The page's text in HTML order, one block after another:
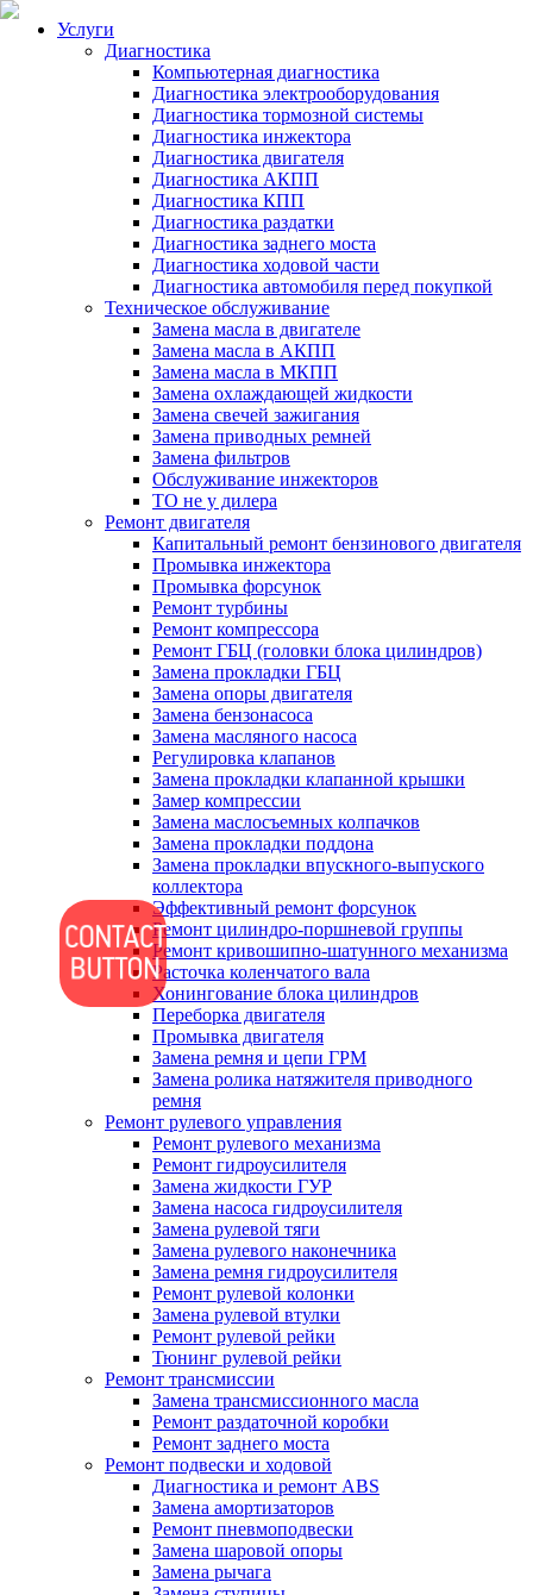
Услуги
Диагностика
Компьютерная диагностика
Диагностика электрооборудования
Диагностика тормозной системы
Диагностика инжектора
Диагностика двигателя
Диагностика АКПП
Диагностика КПП
Диагностика раздатки
Диагностика заднего моста
Диагностика ходовой части
Диагностика автомобиля перед покупкой
Техническое обслуживание
Замена масла в двигателе
Замена масла в АКПП
Замена масла в МКПП
Замена охлаждающей жидкости
Замена свечей зажигания
Замена приводных ремней
Замена фильтров
Обслуживание инжекторов
ТО не у дилера
Ремонт двигателя
Капитальный ремонт бензинового двигателя
Промывка инжектора
Промывка форсунок
Ремонт турбины
Ремонт компрессора
Ремонт ГБЦ (головки блока цилиндров)
Замена прокладки ГБЦ
Замена опоры двигателя
Замена бензонасоса
Замена масляного насоса
Регулировка клапанов
Замена прокладки клапанной крышки
Замер компрессии
Замена маслосъемных колпачков
Замена прокладки поддона
Замена прокладки впускного-выпуского
коллектора
Эффективный ремонт форсунок
Ремонт цилиндро-поршневой группы
Ремонт кривошипно-шатунного механизма
Расточка коленчатого вала
Хонингование блока цилиндров
Переборка двигателя
Промывка двигателя
Замена ремня и цепи ГРМ
Замена ролика натяжителя приводного
ремня
Ремонт рулевого управления
Ремонт рулевого механизма
Ремонт гидроусилителя
Замена жидкости ГУР
Замена насоса гидроусилителя
Замена рулевой тяги
Замена рулевого наконечника
Замена ремня гидроусилителя
Ремонт рулевой колонки
Замена рулевой втулки
Ремонт рулевой рейки
Тюнинг рулевой рейки
Ремонт трансмиссии
Замена трансмиссионного масла
Ремонт раздаточной коробки
Ремонт заднего моста
Ремонт подвески и ходовой
Диагностика и ремонт ABS
Замена амортизаторов
Ремонт пневмоподвески
Замена шаровой опоры
Замена рычага